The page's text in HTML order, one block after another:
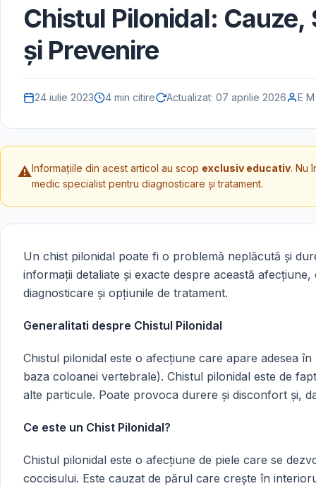
Chistul Pilonidal:
și Prevenire
24 iulie 2023 4 min citire Actualizat: 07 aprilie 2026 E M
⚠️Informațiile din acest articol au scop exclusiv educativ. Nu
medic specialist pentru diagnosticare și tratament.
Un chist pilonidal poate fi o problemă neplăcută și
informații detaliate și exacte despre această
diagnosticare și opțiunile de tratament.
Generalitati despre Chistul Pilonidal
Chistul pilonidal este o afecțiune care apare adesea
baza coloanei vertebrale). Chistul pilonidal este de
alte particule. Poate provoca durere și disconfort și,
Ce este un Chist Pilonidal?
Chistul pilonidal este o afecțiune de piele care se
coccisului. Este cauzat de părul care crește în